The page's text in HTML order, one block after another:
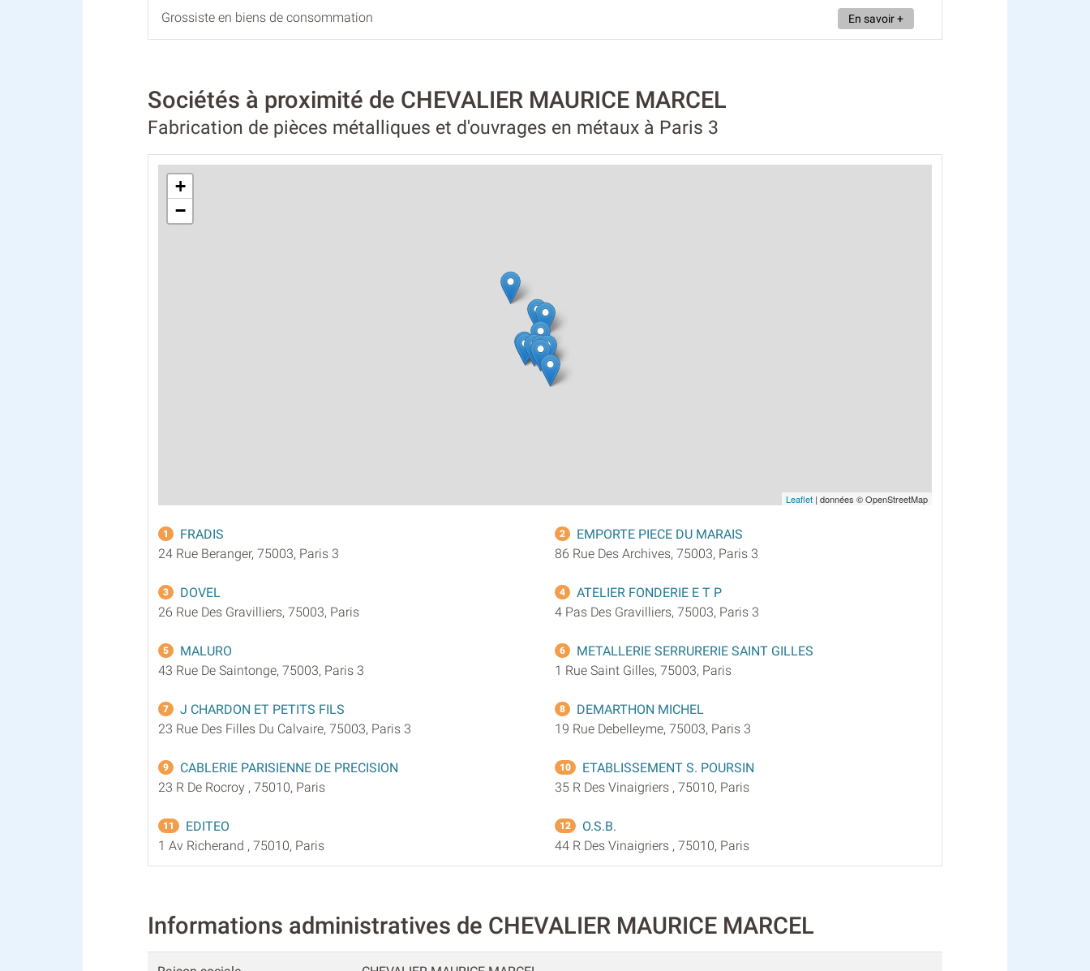
Grossiste en biens de consommation
En savoir +
Sociétés à proximité de CHEVALIER MAURICE MARCEL
Fabrication de pièces métalliques et d'ouvrages en métaux à Paris 3
+
−
Leaflet | données © OpenStreetMap
1
FRADIS
24 Rue Beranger, 75003, Paris 3
2
EMPORTE PIECE DU MARAIS
86 Rue Des Archives, 75003, Paris 3
3
DOVEL
26 Rue Des Gravilliers, 75003, Paris
4
ATELIER FONDERIE E T P
4 Pas Des Gravilliers, 75003, Paris 3
5
MALURO
43 Rue De Saintonge, 75003, Paris 3
6
METALLERIE SERRURERIE SAINT GILLES
1 Rue Saint Gilles, 75003, Paris
7
J CHARDON ET PETITS FILS
23 Rue Des Filles Du Calvaire, 75003, Paris 3
8
DEMARTHON MICHEL
19 Rue Debelleyme, 75003, Paris 3
9
CABLERIE PARISIENNE DE PRECISION
23 R De Rocroy , 75010, Paris
10
ETABLISSEMENT S. POURSIN
35 R Des Vinaigriers , 75010, Paris
11
EDITEO
1 Av Richerand , 75010, Paris
12
O.S.B.
44 R Des Vinaigriers , 75010, Paris
Informations administratives de CHEVALIER MAURICE MARCEL